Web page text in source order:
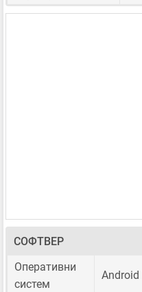
СОФТВЕР
Оперативни
систем
Android